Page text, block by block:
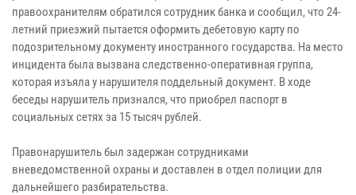
правоохранителям обратился сотрудник банка и сообщил, что 24-
летний приезжий пытается оформить дебетовую карту по
подозрительному документу иностранного государства. На место
инцидента была вызвана следственно-оперативная группа,
которая изъяла у нарушителя поддельный документ. В ходе
беседы нарушитель признался, что приобрел паспорт в
социальных сетях за 15 тысяч рублей.
Правонарушитель был задержан сотрудниками
вневедомственной охраны и доставлен в отдел полиции для
дальнейшего разбирательства.